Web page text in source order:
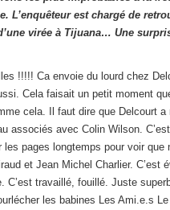
L’enquêteur est chargé de
virée à Tijuana… Une
!!!!! Ca envoie du lourd chez
Cela faisait un petit moment
cela. Il faut dire que Delcourt a
associés avec Colin Wilson.
les pages longtemps pour voir que
et Jean Michel Charlier. C’est
C’est travaillé, fouillé. Juste
les babines Les Ami.e.s